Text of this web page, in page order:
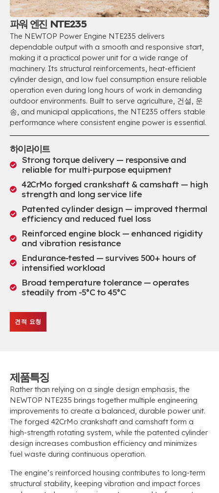
파워 엔진 NTE235
The NEWTOP Power Engine NTE235 delivers
dependable output with a smooth and responsive start,
making it a practical power unit for a wide range of
machinery. Its structural reinforcements, heat-efficient
cylinder design, and low fuel consumption ensure reliable
operation even during long hours of work in demanding
outdoor environments. Built to serve agriculture, 건설, 운
송, and municipal applications, the NTE235 offers stable
performance where consistent engine power is essential.
하이라이트
Strong torque delivery — responsive and
reliable for multi-purpose equipment
42CrMo forged crankshaft & camshaft — high
strength and long service life
Patented cylinder design — improved thermal
efficiency and reduced fuel loss
Reinforced engine block — enhanced rigidity
and vibration resistance
Endurance-tested — survives500+ hours of
intensified workload
Broad temperature tolerance — operates
steadily from -5°C to 45°C
견적 요청
제품특징
Rather than relying on a single design emphasis, the
NEWTOP NTE235 brings together multiple engineering
improvements to create a balanced, durable power unit.
The forged 42CrMo crankshaft and camshaft form a
high-strength rotating system, while the patented cylinder
design increases combustion efficiency and minimizes
fuel waste during continuous operation.
The engine’s reinforced housing contributes to long-term
structural stability, keeping vibration and impact forces